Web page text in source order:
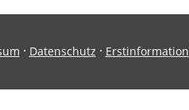
· Datenschutz · Erstinformation